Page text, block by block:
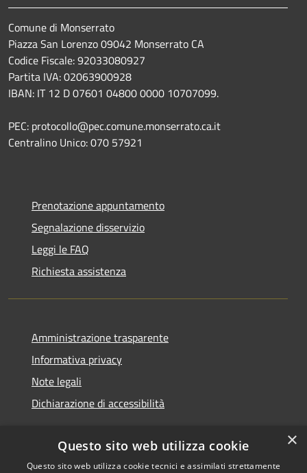
Comune di Monserrato
Piazza San Lorenzo 09042 Monserrato CA
Codice Fiscale: 92033080927
Partita IVA: 02063900928
IBAN: IT 12 D 07601 04800 0000 10707099.
PEC: protocollo@pec.comune.monserrato.ca.it
Centralino Unico: 070 57921
Prenotazione appuntamento
Segnalazione disservizio
Leggi le FAQ
Richiesta assistenza
Amministrazione trasparente
Informativa privacy
Note legali
Dichiarazione di accessibilità
×
Questo sito web utilizza cookie
Questo sito web utilizza cookie tecnici e assimilati strettamente